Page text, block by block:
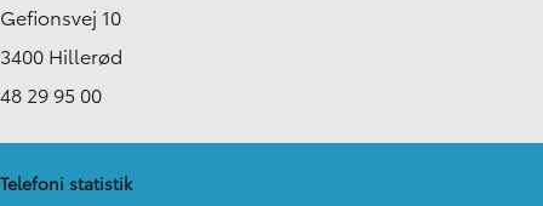
Gefionsvej 10
3400 Hillerød
48 29 95 00
Telefoni statistik